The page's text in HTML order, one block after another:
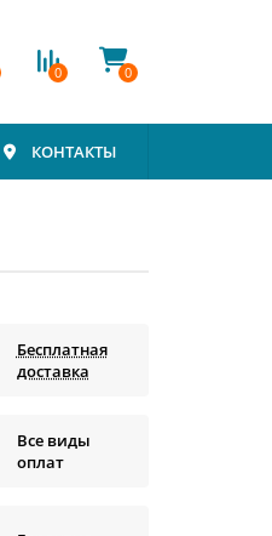
0 0
КОНТАКТЫ
Бесплатная
доставка
Все виды
оплат